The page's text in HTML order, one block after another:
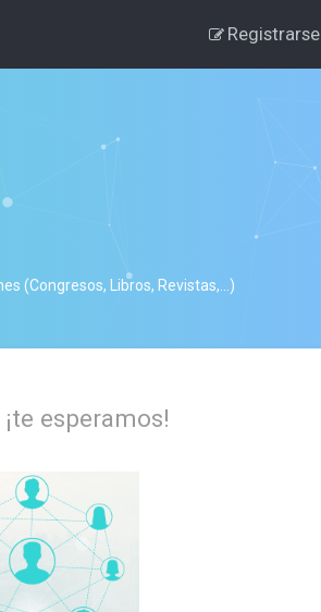
Registrarse
(Congresos, Libros, Revistas,...)
esperamos!